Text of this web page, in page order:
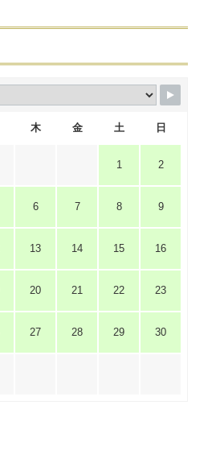
木 金 土 日
1 2
6 7 8 9
13 14 15 16
20 21 22 23
27 28 29 30